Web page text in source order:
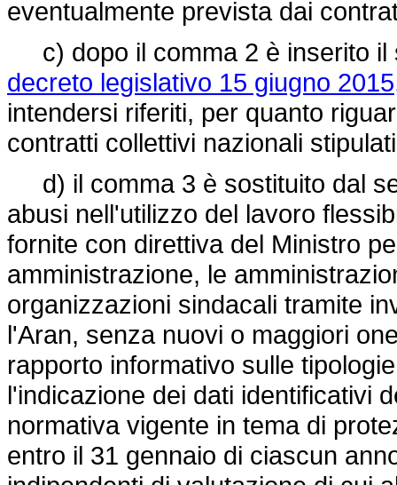
eventualmente prevista dai
c) dopo il comma 2 è inserito il
decreto legislativo 15 giugno
intendersi riferiti, per quanto
contratti collettivi nazionali
d) il comma 3 è sostituito dal
abusi nell'utilizzo del lavoro
fornite con direttiva del Ministro
amministrazione, le
organizzazioni sindacali tramite
l'Aran, senza nuovi o maggiori
rapporto informativo sulle
l'indicazione dei dati identificativi
normativa vigente in tema di
entro il 31 gennaio di ciascun